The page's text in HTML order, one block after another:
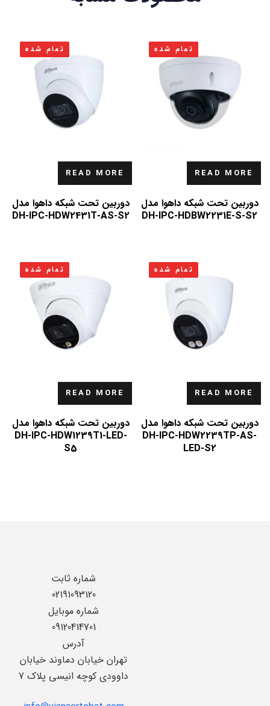
تمام شده
READ MORE
دوربین تحت شبکه داهوا مدل
DH-IPC-HDBW2231E-S-S2
تمام شده
READ MORE
دوربین تحت شبکه داهوا مدل
DH-IPC-HDW2431T-AS-S2
تمام شده
READ MORE
دوربین تحت شبکه داهوا مدل
DH-IPC-HDW2239TP-AS-
LED-S2
تمام شده
READ MORE
دوربین تحت شبکه داهوا مدل
DH-IPC-HDW1239T1-LED-
S5
شماره ثابت
02191093120
شماره موبایل
09120414701
آدرس
تهران خیابان دماوند خیابان
داوودی کوچه انیسی پلاک 7